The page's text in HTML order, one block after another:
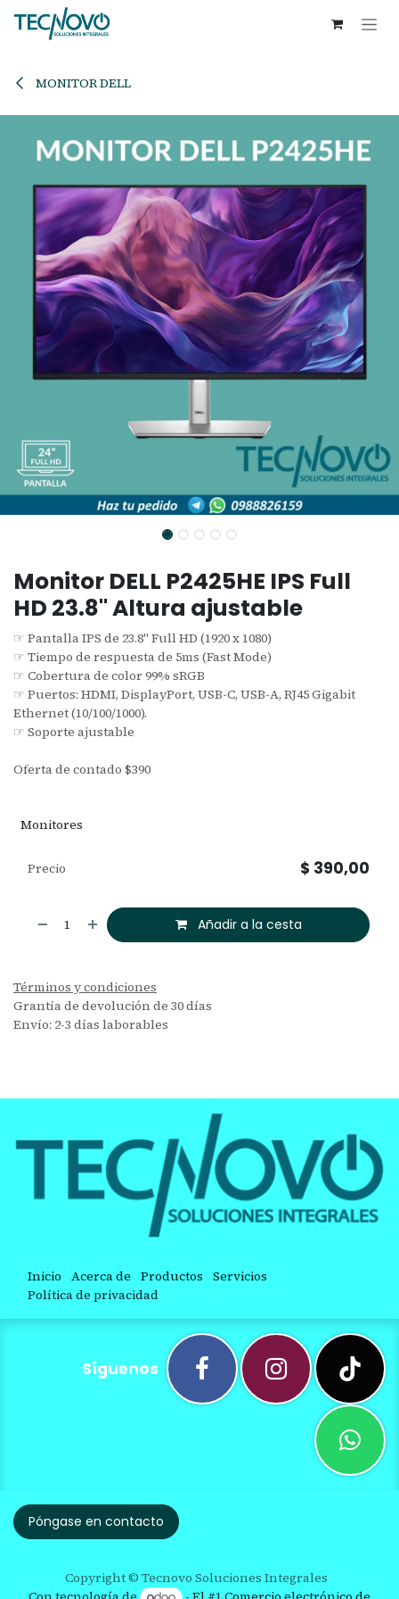
Ir al contenido
MONITOR DELL
Monitor DELL P2425HE IPS Full
HD 23.8" Altura ajustable
☞ Pantalla IPS de 23.8" Full HD (1920 x 1080)
☞ Tiempo de respuesta de 5ms (Fast Mode)
☞ Cobertura de color 99% sRGB
☞ Puertos: HDMI, DisplayPort, USB-C, USB-A, RJ45 Gigabit
Ethernet (10/100/1000).
☞ Soporte ajustable
Oferta de contado $390
Monitores
Añadir a la cesta
Precio $ 390,00
Términos y condiciones
Grantía de devolución de 30 días
Envío: 2-3 días laborables
Inicio Acerca de Productos Servicios
Política de privacidad
Síguenos
Póngase en contacto
Copyright © Tecnovo Soluciones Integrales